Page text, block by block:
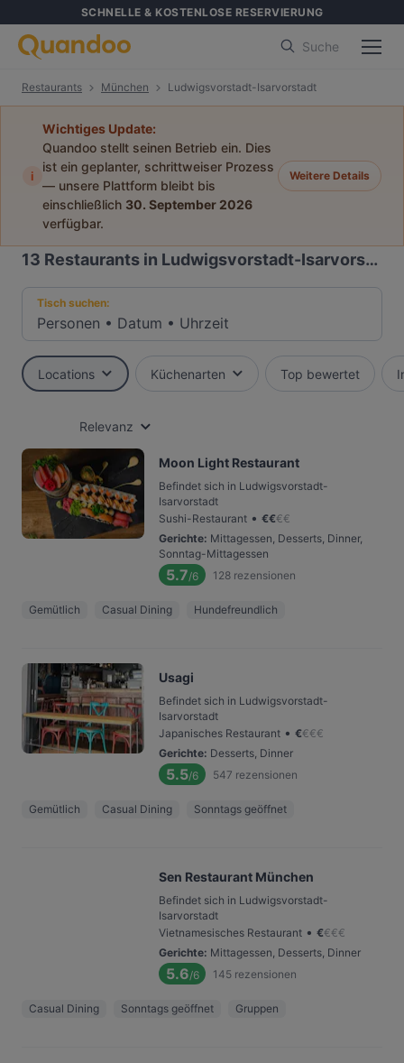
SCHNELLE & KOSTENLOSE RESERVIERUNG
Suche
Restaurants München Ludwigsvorstadt-Isarvorstadt
i
Wichtiges Update:
Quandoo stellt seinen Betrieb ein. Dies
ist ein geplanter, schrittweiser Prozess
— unsere Plattform bleibt bis
einschließlich 30. September 2026
verfügbar.
Weitere Details
13 Restaurants in Ludwigsvorstadt-Isarvorstadt, München
Tisch suchen:
Personen • Datum • Uhrzeit
Locations Küchenarten Top bewertet
Relevanz
Moon Light Restaurant
Befindet sich in Ludwigsvorstadt-
Isarvorstadt
Sushi-Restaurant • €€€€
Gerichte: Mittagessen, Desserts, Dinner,
Sonntag-Mittagessen
5.7/6 128 rezensionen
Gemütlich Casual Dining Hundefreundlich
Usagi
Befindet sich in Ludwigsvorstadt-
Isarvorstadt
Japanisches Restaurant • €€€€
Gerichte: Desserts, Dinner
5.5/6 547 rezensionen
Gemütlich Casual Dining Sonntags geöffnet
Sen Restaurant München
Befindet sich in Ludwigsvorstadt-
Isarvorstadt
Vietnamesisches Restaurant • €€€€
Gerichte: Mittagessen, Desserts, Dinner
5.6/6 145 rezensionen
Casual Dining Sonntags geöffnet Gruppen